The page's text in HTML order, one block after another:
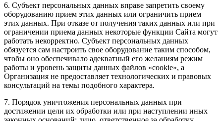
6. Субъект персональных данных вправе запретить своему
оборудованию прием этих данных или ограничить прием
этих данных. При отказе от получения таких данных или при
ограничении приема данных некоторые функции Сайта могут
работать некорректно. Субъект персональных данных
обязуется сам настроить свое оборудование таким способом,
чтобы оно обеспечивало адекватный его желаниям режим
работы и уровень защиты данных файлов «cookie», а
Организация не предоставляет технологических и правовых
консультаций на темы подобного характера.
7. Порядок уничтожения персональных данных при
достижении цели их обработки или при наступлении иных